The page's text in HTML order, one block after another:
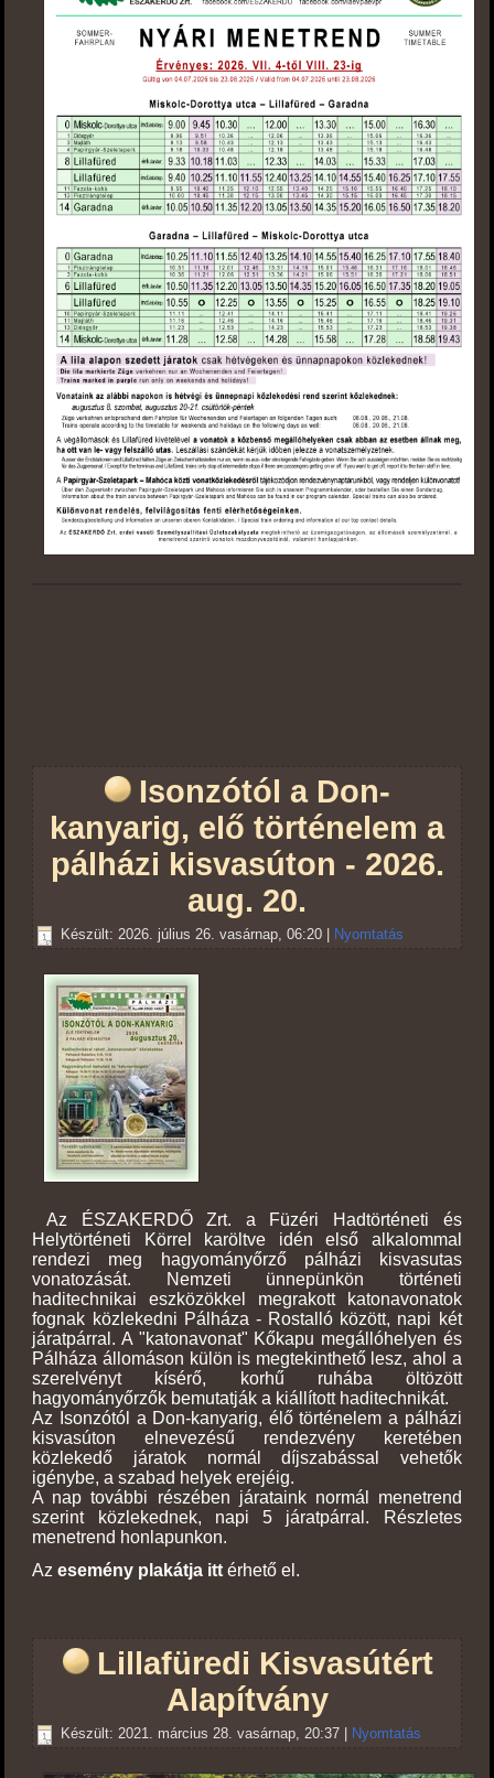
Isonzótól a Don-
kanyarig, elő történelem a
pálházi kisvasúton - 2026.
aug. 20.
Készült: 2026. július 26. vasárnap, 06:20 Nyomtatás
Az ÉSZAKERDŐ Zrt. a Füzéri Hadtörténeti és
Helytörténeti Körrel karöltve idén első alkalommal
rendezi meg hagyományőrző pálházi kisvasutas
vonatozását. Nemzeti ünnepünkön történeti
haditechnikai eszközökkel megrakott katonavonatok
fognak közlekedni Pálháza - Rostalló között, napi két
járatpárral. A "katonavonat" Kőkapu megállóhelyen és
Pálháza állomáson külön is megtekinthető lesz, ahol a
szerelvényt kísérő, korhű ruhába öltözött
hagyományőrzők bemutatják a kiállított haditechnikát.
Az Isonzótól a Don-kanyarig, élő történelem a pálházi
kisvasúton elnevezésű rendezvény keretében
közlekedő járatok normál díjszabással vehetők
igénybe, a szabad helyek erejéig.
A nap további részében járataink normál menetrend
szerint közlekednek, napi 5 járatpárral. Részletes
menetrend honlapunkon.
Azesemény plakátja itt érhető el.
Lillafüredi Kisvasútért
Alapítvány
Készült: 2021. március 28. vasárnap, 20:37 Nyomtatás